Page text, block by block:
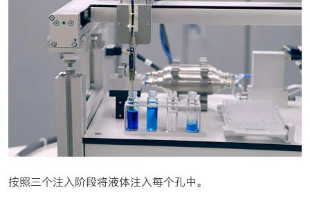
按照三个注入阶段将液体注入每个孔中。